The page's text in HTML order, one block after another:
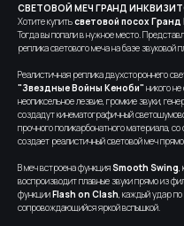
СВЕТОВОЙ МЕЧ ГРАНД
Хотите купитьсветовой посох
Тогда вы попали в нужное место.
реплика светового меча на базе звуковой
Реалистичная реплика двухстороннего
"Звездные Войны Кеноби" никого
неопиксельное лезвие, громкие звуки,
создадут кинематографичный
прочного поликарбонатного материала,
создает реалистичный световой меч
В меч встроена функцияSmooth Swing,
воспроизводит плавные звуки прямо из
функцииFlash on Clash, каждый удар по
сопровождающийся яркой вспышкой.